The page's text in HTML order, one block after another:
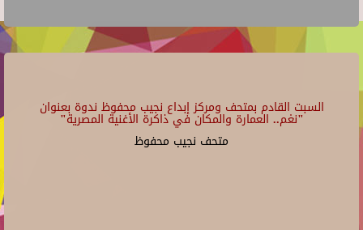
السبت القادم بمتحف ومركز إبداع نجيب محفوظ ندوة بعنوان
"نغم.. العمارة والمكان في ذاكرة الأغنية المصرية"
متحف نجيب محفوظ